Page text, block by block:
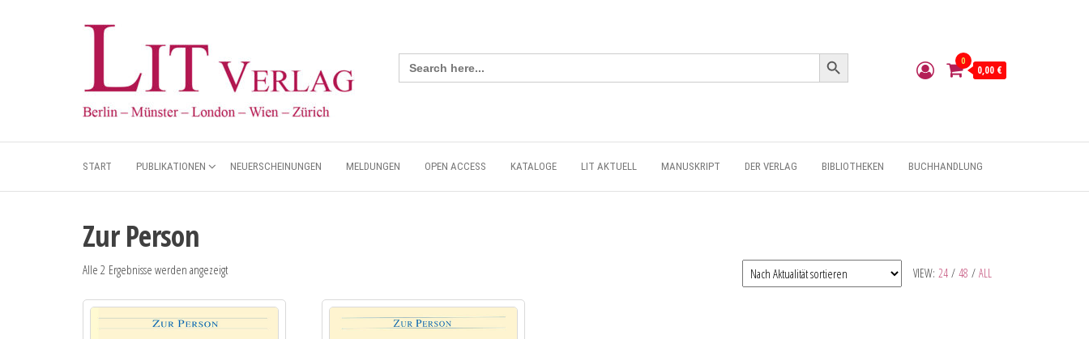
Search
for:
Search Button
0
0,00 €
START PUBLIKATIONEN NEUERSCHEINUNGEN MELDUNGEN OPEN ACCESS KATALOGE LIT AKTUELL MANUSKRIPT DER VERLAG BIBLIOTHEKEN BUCHHANDLUNG
Zur Person
VIEW: 24 / 48 / ALL
Alle 2 Ergebnisse werden angezeigt